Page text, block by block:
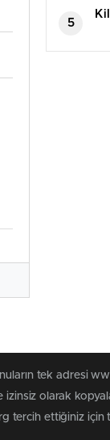
5
tek adresi
izinsiz olarak
tercih ettiğiniz için